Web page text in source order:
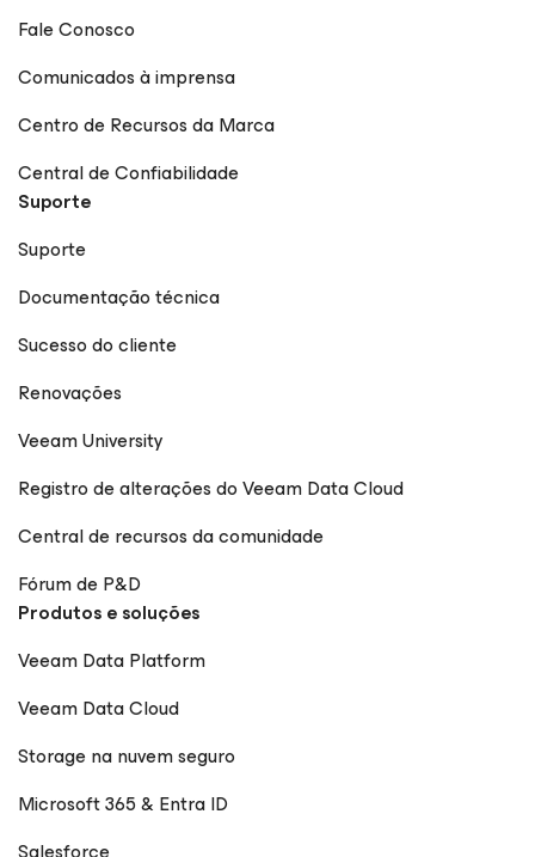
Fale Conosco
Comunicados à imprensa
Centro de Recursos da Marca
Central de Confiabilidade
Suporte
Suporte
Documentação técnica
Sucesso do cliente
Renovações
Veeam University
Registro de alterações do Veeam Data Cloud
Central de recursos da comunidade
Fórum de P&D
Produtos e soluções
Veeam Data Platform
Veeam Data Cloud
Storage na nuvem seguro
Microsoft 365 & Entra ID